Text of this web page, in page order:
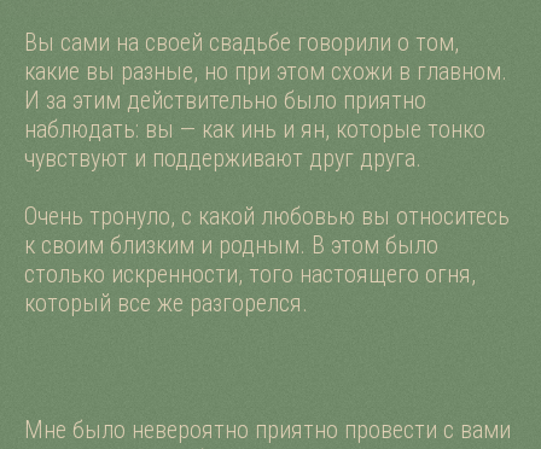
Вы сами на своей свадьбе говорили о том,
какие вы разные, но при этом схожи в главном.
И за этим действительно было приятно
наблюдать: вы — как инь и ян, которые тонко
чувствуют и поддерживают друг друга.
Очень тронуло, с какой любовью вы относитесь
к своим близким и родным. В этом было
столько искренности, того настоящего огня,
который все же разгорелся.
Мне было невероятно приятно провести с вами